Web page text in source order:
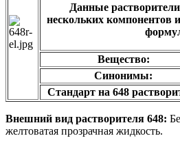
Данные
нескольких компонентов
Вещество:
Синонимы:
Стандарт на 648
Внешний вид растворителя 648:
желтоватая прозрачная жидкость.